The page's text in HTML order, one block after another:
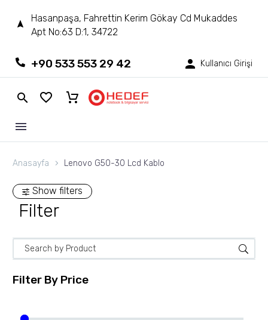
Hasanpaşa, Fahrettin Kerim Gökay Cd Mukaddes
Apt No:63 D:1, 34722
+90 533 553 29 42 Kullanıcı Girişi
Anasayfa Lenovo G50-30 Lcd Kablo
Show filters
Filter
Filter By Price